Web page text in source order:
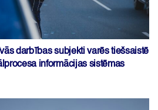
darbības subjekti varēs tiešsaistē
informācijas sistēmas